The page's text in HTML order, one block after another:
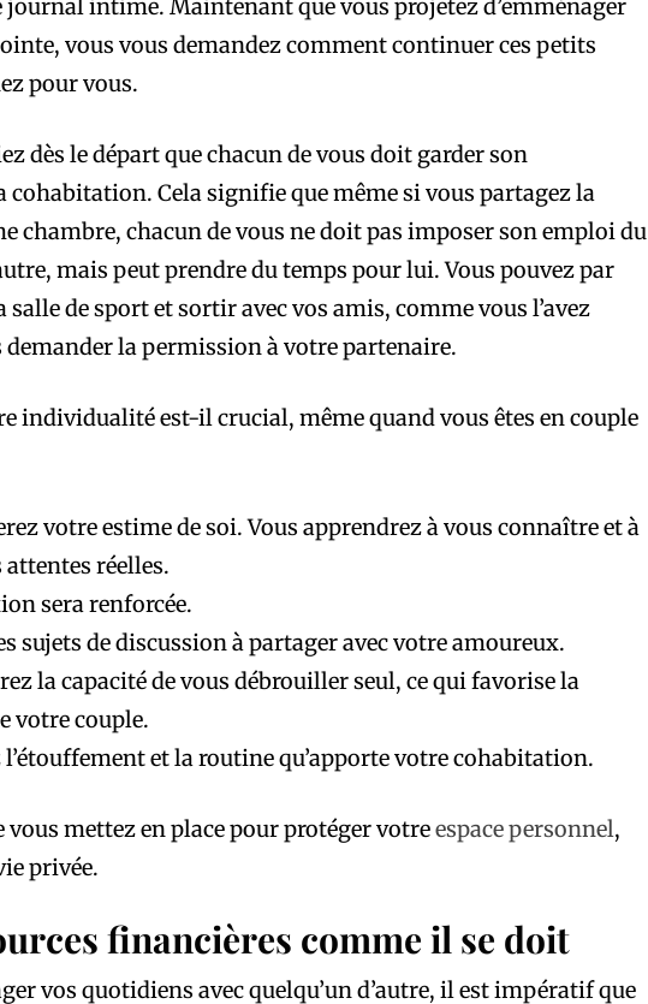
journal intime. Maintenant que vous projetez d’emménager
vous vous demandez comment continuer ces petits
pour vous.
dès le départ que chacun de vous doit garder son
cohabitation. Cela signifie que même si vous partagez la
chambre, chacun de vous ne doit pas imposer son emploi du
mais peut prendre du temps pour lui. Vous pouvez par
salle de sport et sortir avec vos amis, comme vous l’avez
la permission à votre partenaire.
individualité est-il crucial, même quand vous êtes en couple
votre estime de soi. Vous apprendrez à vous connaître et à
réelles.
sera renforcée.
sujets de discussion à partager avec votre amoureux.
la capacité de vous débrouiller seul, ce qui favorise la
votre couple.
l’étouffement et la routine qu’apporte votre cohabitation.
vous mettez en place pour protéger votreespace personnel,
privée.
financières comme il se doit
vos quotidiens avec quelqu’un d’autre, il est impératif que